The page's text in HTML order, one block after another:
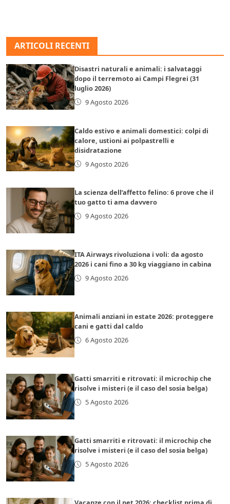
ARTICOLI RECENTI
Disastri naturali e animali: i salvataggi
dopo il terremoto ai Campi Flegrei (31
luglio 2026)
9 Agosto 2026
Caldo estivo e animali domestici: colpi di
calore, ustioni ai polpastrelli e
disidratazione
9 Agosto 2026
La scienza dell’affetto felino: 6 prove che il
tuo gatto ti ama davvero
9 Agosto 2026
ITA Airways rivoluziona i voli: da agosto
2026 i cani fino a 30 kg viaggiano in cabina
9 Agosto 2026
Animali anziani in estate 2026: proteggere
cani e gatti dal caldo
6 Agosto 2026
Gatti smarriti e ritrovati: il microchip che
risolve i misteri (e il caso del sosia belga)
5 Agosto 2026
Gatti smarriti e ritrovati: il microchip che
risolve i misteri (e il caso del sosia belga)
5 Agosto 2026